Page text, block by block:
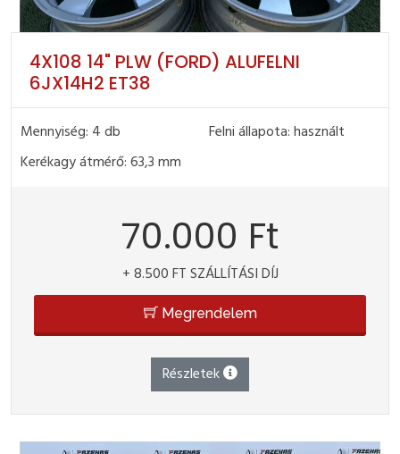
4X108 14" PLW (FORD) ALUFELNI
6JX14H2 ET38
Mennyiség: 4 db
Felni állapota: használt
Kerékagy átmérő: 63,3 mm
70.000 Ft
+ 8.500 FT SZÁLLÍTÁSI DÍJ
Megrendelem
Részletek